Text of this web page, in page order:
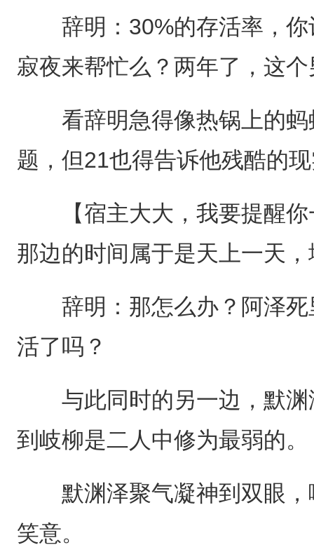
辞明：30%的存活率，你
寂夜来帮忙么？两年了，这
看辞明急得像热锅上的蚂
题，但21也得告诉他残酷的
【宿主大大，我要提醒你
那边的时间属于是天上一天
辞明：那怎么办？阿泽死
活了吗？
与此同时的另一边，默渊
到岐柳是二人中修为最弱的。
默渊泽聚气凝神到双眼，
笑意。